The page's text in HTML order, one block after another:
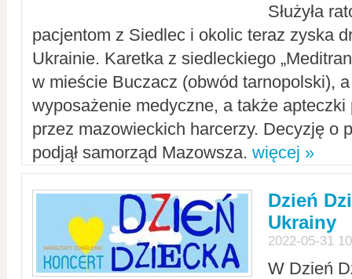
Służyła
pacjentom z Siedlec i okolic teraz zyska
Ukrainie. Karetka z siedleckiego
w mieście Buczacz (obwód tarnopolski),
wyposażenie medyczne, a także apteczki
przez mazowieckich harcerzy. Decyzję o
podjął samorząd Mazowsza. więcej »
Dzień
Ukrainy
2022-05-31
W Dzień